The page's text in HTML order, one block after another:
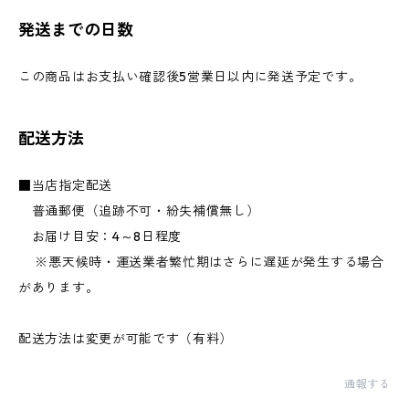
発送までの日数
この商品はお支払い確認後5営業日以内に発送予定です。
配送方法
■当店指定配送
普通郵便（追跡不可・紛失補償無し）
お届け目安：4～8日程度
※悪天候時・運送業者繁忙期はさらに遅延が発生する場合
があります。
配送方法は変更が可能です（有料）
通報する